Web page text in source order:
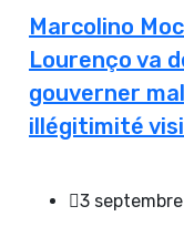
Marcolino
Lourenço va
gouverner
illégitimité
3